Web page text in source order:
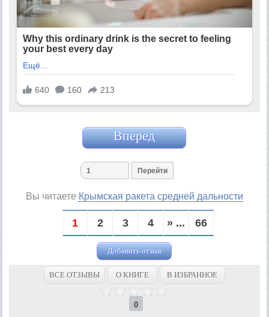
Вперед
Вы читаете Крымская ракета средней дальности
1 2 3 4 » ... 66
Добавить отзыв
ВСЕ ОТЗЫВЫ О КНИГЕ В ИЗБРАННОЕ
0